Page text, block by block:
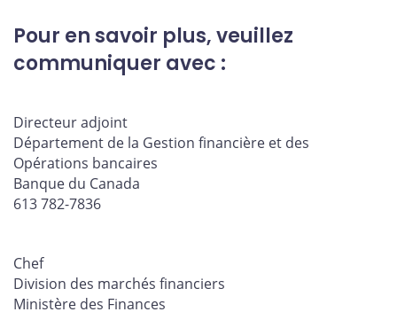
Pour en savoir plus, veuillez
communiquer avec :
Directeur adjoint
Département de la Gestion financière et des
Opérations bancaires
Banque du Canada
613 782-7836
Chef
Division des marchés financiers
Ministère des Finances